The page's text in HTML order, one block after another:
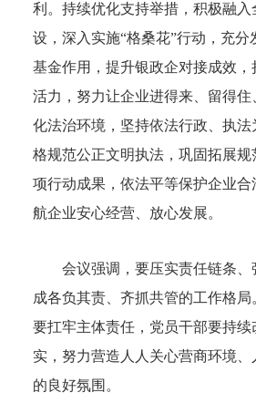
利。持续优化支持举措，积极融
设，深入实施“格桑花”行动，充分
基金作用，提升银政企对接成效
活力，努力让企业进得来、留得
化法治环境，坚持依法行政、执
格规范公正文明执法，巩固拓展
项行动成果，依法平等保护企业
航企业安心经营、放心发展。
会议强调，要压实责任链条
成各负其责、齐抓共管的工作格
要扛牢主体责任，党员干部要持续
实，努力营造人人关心营商环境
的良好氛围。